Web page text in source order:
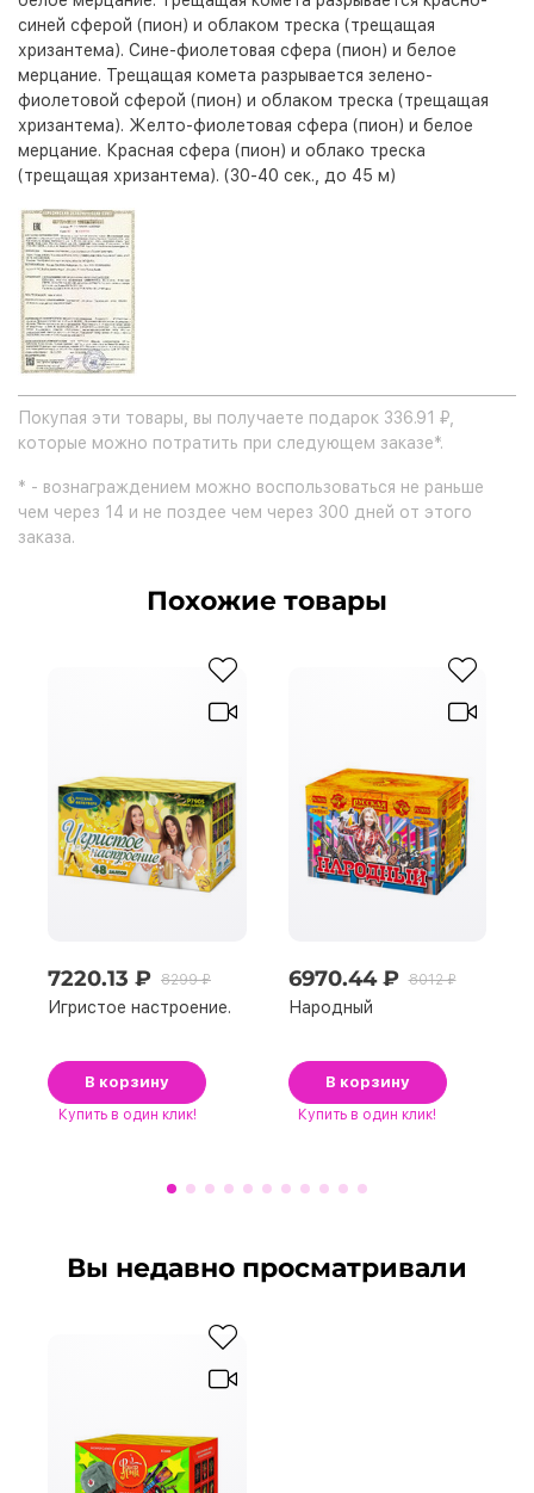
синей сферой (пион) и облаком треска (трещащая
хризантема). Сине-фиолетовая сфера (пион) и белое
мерцание. Трещащая комета разрывается зелено-
фиолетовой сферой (пион) и облаком треска (трещащая
хризантема). Желто-фиолетовая сфера (пион) и белое
мерцание. Красная сфера (пион) и облако треска
(трещащая хризантема). (30-40 сек., до 45 м)
Покупая эти товары, вы получаете подарок 336.91 ₽,
которые можно потратить при следующем заказе*.
* - вознаграждением можно воспользоваться не раньше
чем через 14 и не поздее чем через 300 дней от этого
заказа.
Похожие товары
7220.13 ₽ 8299 ₽
Игристое настроение.
В корзину
Купить в один клик!
6970.44 ₽ 8012 ₽
Народный
В корзину
Купить в один клик!
Вы недавно просматривали